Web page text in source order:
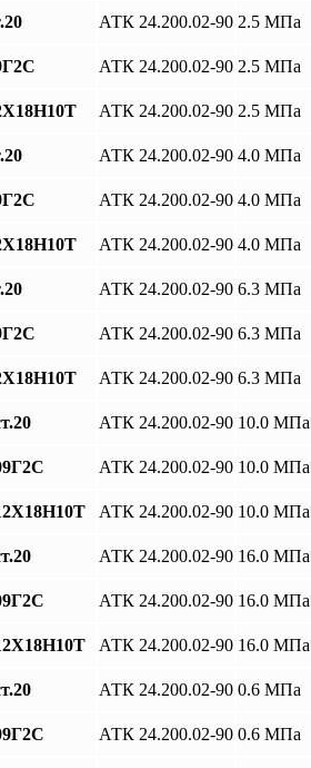
АТК 24.200.02-90 2.5 МПа
АТК 24.200.02-90 2.5 МПа
АТК 24.200.02-90 2.5 МПа
АТК 24.200.02-90 4.0 МПа
АТК 24.200.02-90 4.0 МПа
АТК 24.200.02-90 4.0 МПа
АТК 24.200.02-90 6.3 МПа
АТК 24.200.02-90 6.3 МПа
АТК 24.200.02-90 6.3 МПа
АТК 24.200.02-90 10.0 МПа
АТК 24.200.02-90 10.0 МПа
АТК 24.200.02-90 10.0 МПа
АТК 24.200.02-90 16.0 МПа
АТК 24.200.02-90 16.0 МПа
АТК 24.200.02-90 16.0 МПа
АТК 24.200.02-90 0.6 МПа
АТК 24.200.02-90 0.6 МПа